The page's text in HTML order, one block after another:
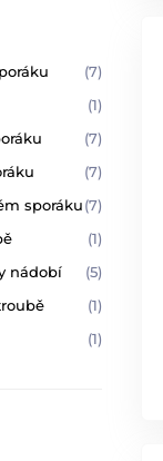
(7)
(1)
(7)
(7)
sporáku(7)
(1)
nádobí
(5)
(1)
(1)